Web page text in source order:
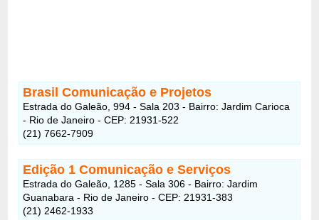
Brasil Comunicação e Projetos
Estrada do Galeão, 994 - Sala 203 - Bairro: Jardim Carioca
- Rio de Janeiro - CEP: 21931-522
(21) 7662-7909
Edição 1 Comunicação e Serviços
Estrada do Galeão, 1285 - Sala 306 - Bairro: Jardim
Guanabara - Rio de Janeiro - CEP: 21931-383
(21) 2462-1933